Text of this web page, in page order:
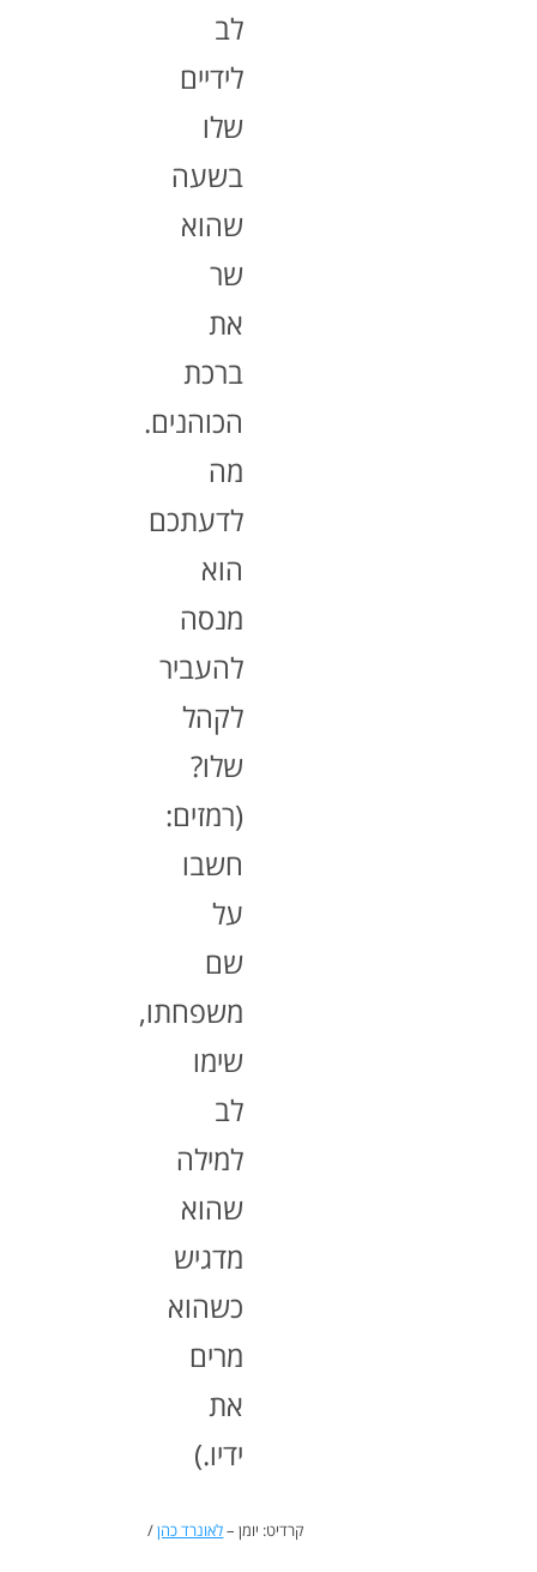
לב
לידיים
שלו
בשעה
שהוא
שר
את
ברכת
הכוהנים.
מה
לדעתכם
הוא
מנסה
להעביר
לקהל
שלו?
(רמזים:
חשבו
על
שם
משפחתו,
שימו
לב
למילה
שהוא
מדגיש
כשהוא
מרים
את
ידיו.)
קרדיט: יומן –לאונרד כהן/